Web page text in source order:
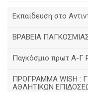
Εκπαίδευση στο
ΒΡΑΒΕΙΑ
Παγκόσμιο πρωτ Α-Γ
ΠΡΟΓΡΑΜΜΑ WISH :
ΑΘΛΗΤΙΚΩΝ